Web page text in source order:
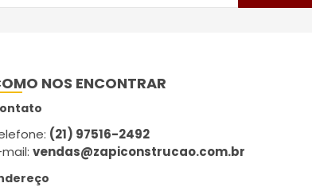
NOS ENCONTRAR
(21) 97516-2492
mail:vendas@zapiconstrucao.com.br